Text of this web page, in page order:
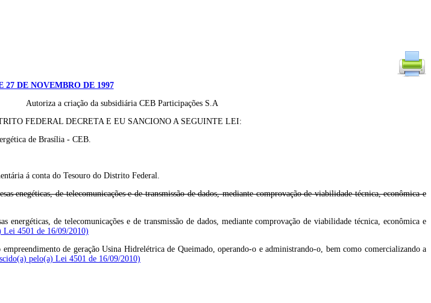
27 DE NOVEMBRO DE 1997
Autoriza a criação da subsidiária CEB Participações S.A
FEDERAL DECRETA E EU SANCIONO A SEGUINTE LEI:
de Brasília - CEB.
á conta do Tesouro do Distrito Federal.
enegéticas, de telecomunicações e de transmissão de dados, mediante comprovação de viabilidade técnica, econômica e
de telecomunicações e de transmissão de dados, mediante comprovação de viabilidade técnica, econômica e
4501 de 16/09/2010)
de geração Usina Hidrelétrica de Queimado, operando-o e administrando-o, bem como comercializando a
pelo(a) Lei 4501 de 16/09/2010)